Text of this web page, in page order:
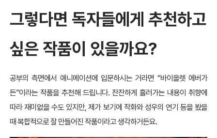
그렇다면 독자들에게 추천하고
싶은 작품이 있을까요?
공부의 측면에서 애니메이션에 입문하시는 거라면 “바이올렛 에버가
든”이라는 작품을 추천해 드립니다. 잔잔하게 흘러가는 내용이 취향에
따라 재미없을 수도 있지만, 제가 보기에 작화와 성우의 연기 등을 봤을
때 복합적으로 잘 만들어진 작품이라고 생각하거든요.